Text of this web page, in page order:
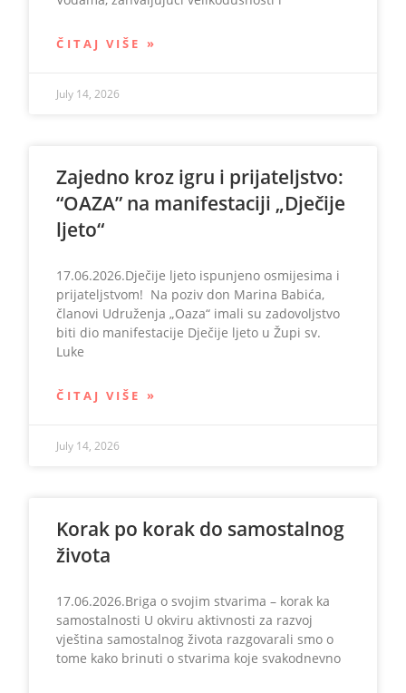
ČITAJ VIŠE »
July 14, 2026
Zajedno kroz igru i prijateljstvo:
“OAZA” na manifestaciji „Dječije
ljeto“
17.06.2026.Dječije ljeto ispunjeno osmijesima i
prijateljstvom! Na poziv don Marina Babića,
članovi Udruženja „Oaza“ imali su zadovoljstvo
biti dio manifestacije Dječije ljeto u Župi sv.
Luke
ČITAJ VIŠE »
July 14, 2026
Korak po korak do samostalnog
života
17.06.2026.Briga o svojim stvarima – korak ka
samostalnosti U okviru aktivnosti za razvoj
vještina samostalnog života razgovarali smo o
tome kako brinuti o stvarima koje svakodnevno